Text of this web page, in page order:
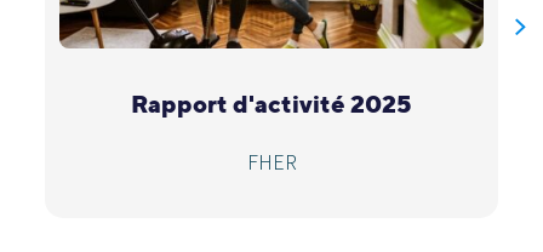
Rapport d'activité 2025
FHER